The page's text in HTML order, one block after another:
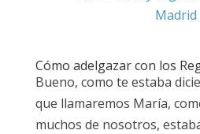
Cómo adelgazar con los
Bueno, como te estaba
que llamaremos María,
muchos de nosotros,